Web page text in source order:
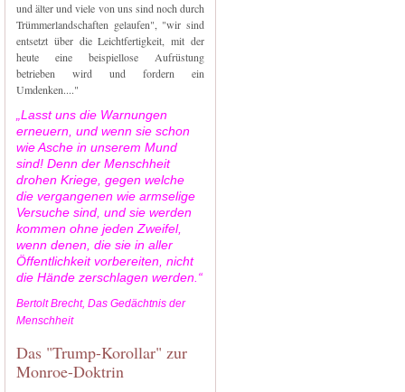
und älter und viele von uns sind noch durch
Trümmerlandschaften gelaufen", "wir sind
entsetzt über die Leichtfertigkeit, mit der
heute eine beispiellose Aufrüstung
betrieben wird und fordern ein
Umdenken...."
„Lasst uns die Warnungen
erneuern, und wenn sie schon
wie Asche in unserem Mund
sind! Denn der Menschheit
drohen Kriege, gegen welche
die vergangenen wie armselige
Versuche sind, und sie werden
kommen ohne jeden Zweifel,
wenn denen, die sie in aller
Öffentlichkeit vorbereiten, nicht
die Hände zerschlagen werden.“
Bertolt Brecht, Das Gedächtnis der
Menschheit
Das "Trump-Korollar" zur
Monroe-Doktrin